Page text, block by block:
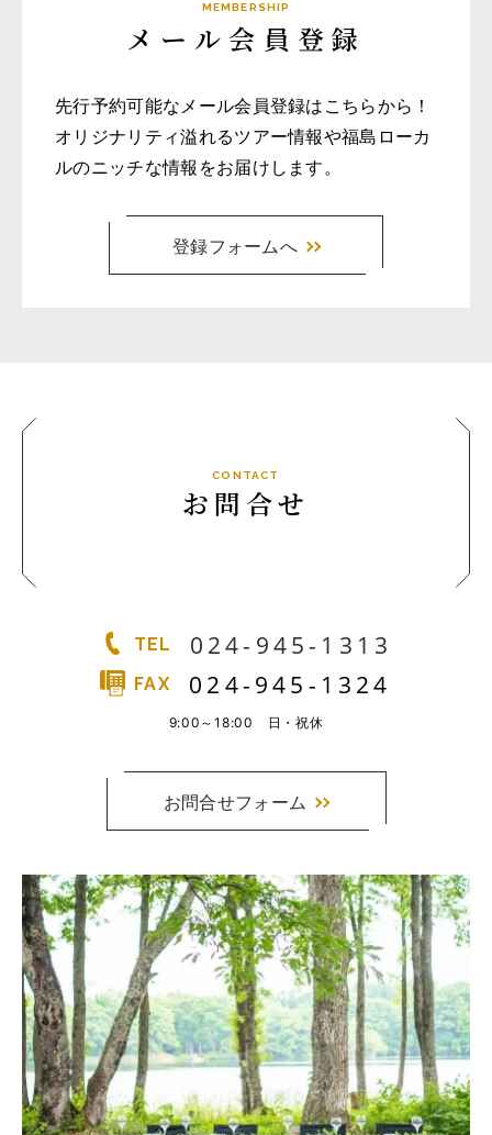
MEMBERSHIP
メール会員登録
先行予約可能なメール会員登録はこちらから！
オリジナリティ溢れるツアー情報や福島ローカ
ルのニッチな情報をお届けします。
登録フォームへ
CONTACT
お問合せ
TEL 024-945-1313
FAX 024-945-1324
9:00～18:00 日・祝休
お問合せフォーム